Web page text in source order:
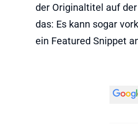
der Originaltitel auf
das: Es kann sogar
ein Featured Snippet